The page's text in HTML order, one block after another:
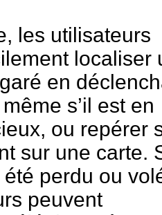
les utilisateurs
localiser
en
s’il est en
ou repérer
sur une carte.
perdu ou
peuvent